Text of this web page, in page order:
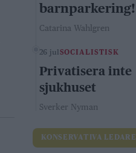
barnparkering!
Catarina Wahlgren
26 jul SOCIALISTISK
Privatisera inte
sjukhuset
Sverker Nyman
KONSERVATIVA LEDARE